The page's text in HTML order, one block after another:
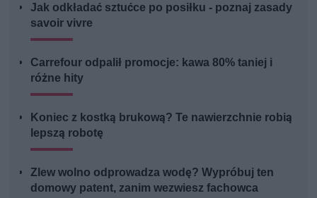
Jak odkładać sztućce po posiłku - poznaj zasady
savoir vivre
Carrefour odpalił promocje: kawa 80% taniej i
różne hity
Koniec z kostką brukową? Te nawierzchnie robią
lepszą robotę
Zlew wolno odprowadza wodę? Wypróbuj ten
domowy patent, zanim wezwiesz fachowca